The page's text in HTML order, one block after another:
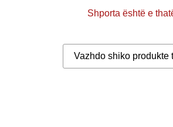
Shporta është e
Vazhdo shiko produkte